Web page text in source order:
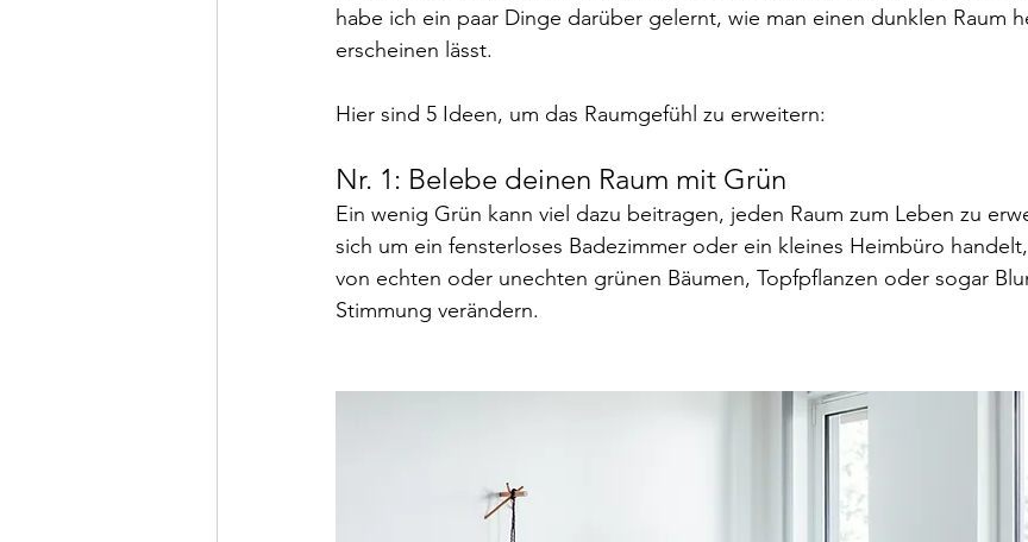
habe ich ein paar Dinge darüber gelernt, wie man einen dunklen Raum
erscheinen lässt.
Hier sind 5 Ideen, um das Raumgefühl zu erweitern:
Nr. 1: Belebe deinen Raum mit Grün
Ein wenig Grün kann viel dazu beitragen, jeden Raum zum Leben zu
sich um ein fensterloses Badezimmer oder ein kleines Heimbüro
von echten oder unechten grünen Bäumen, Topfpflanzen oder sogar
Stimmung verändern.